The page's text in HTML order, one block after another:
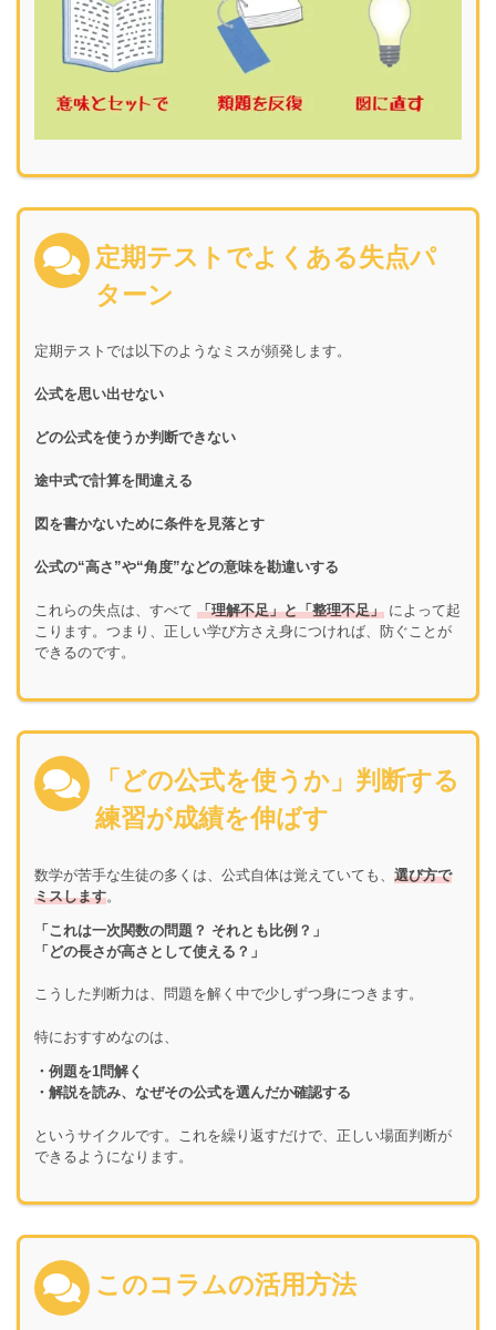
定期テストでよくある失点パ
ターン
定期テストでは以下のようなミスが頻発します。
公式を思い出せない
どの公式を使うか判断できない
途中式で計算を間違える
図を書かないために条件を見落とす
公式の“高さ”や“角度”などの意味を勘違いする
これらの失点は、すべて「理解不足」と「整理不足」 によって起
こります。つまり、正しい学び方さえ身につければ、防ぐことが
できるのです。
「どの公式を使うか」判断する
練習が成績を伸ばす
数学が苦手な生徒の多くは、公式自体は覚えていても、選び方で
ミスします。
「これは一次関数の問題？ それとも比例？」
「どの長さが高さとして使える？」
こうした判断力は、問題を解く中で少しずつ身につきます。
特におすすめなのは、
・例題を1問解く
・解説を読み、なぜその公式を選んだか確認する
というサイクルです。これを繰り返すだけで、正しい場面判断が
できるようになります。
このコラムの活用方法